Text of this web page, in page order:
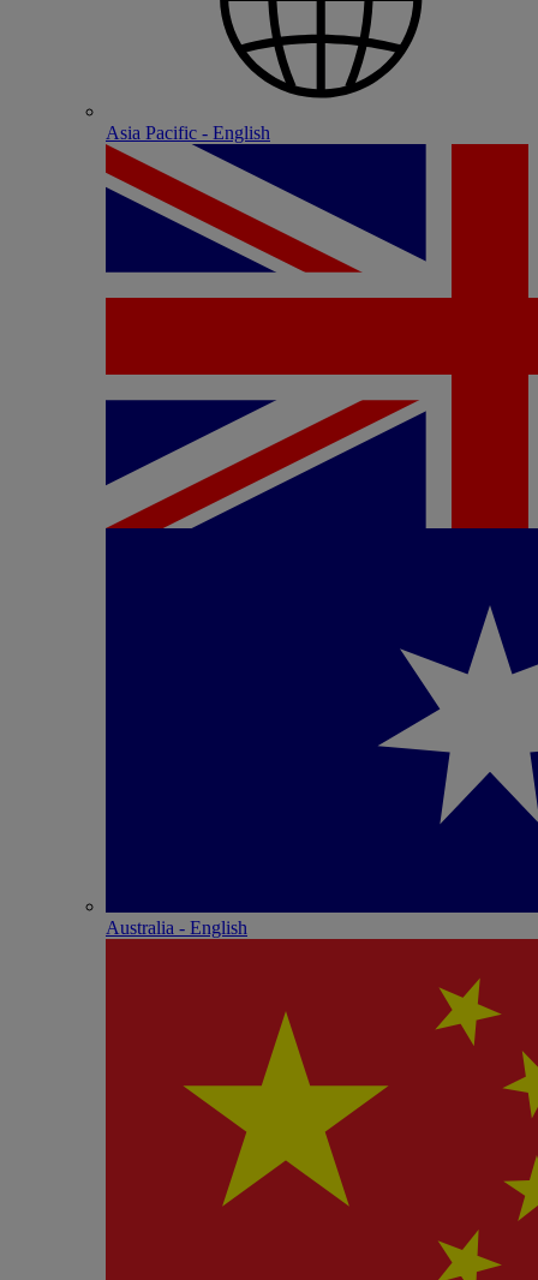
Asia Pacific - English
Australia - English